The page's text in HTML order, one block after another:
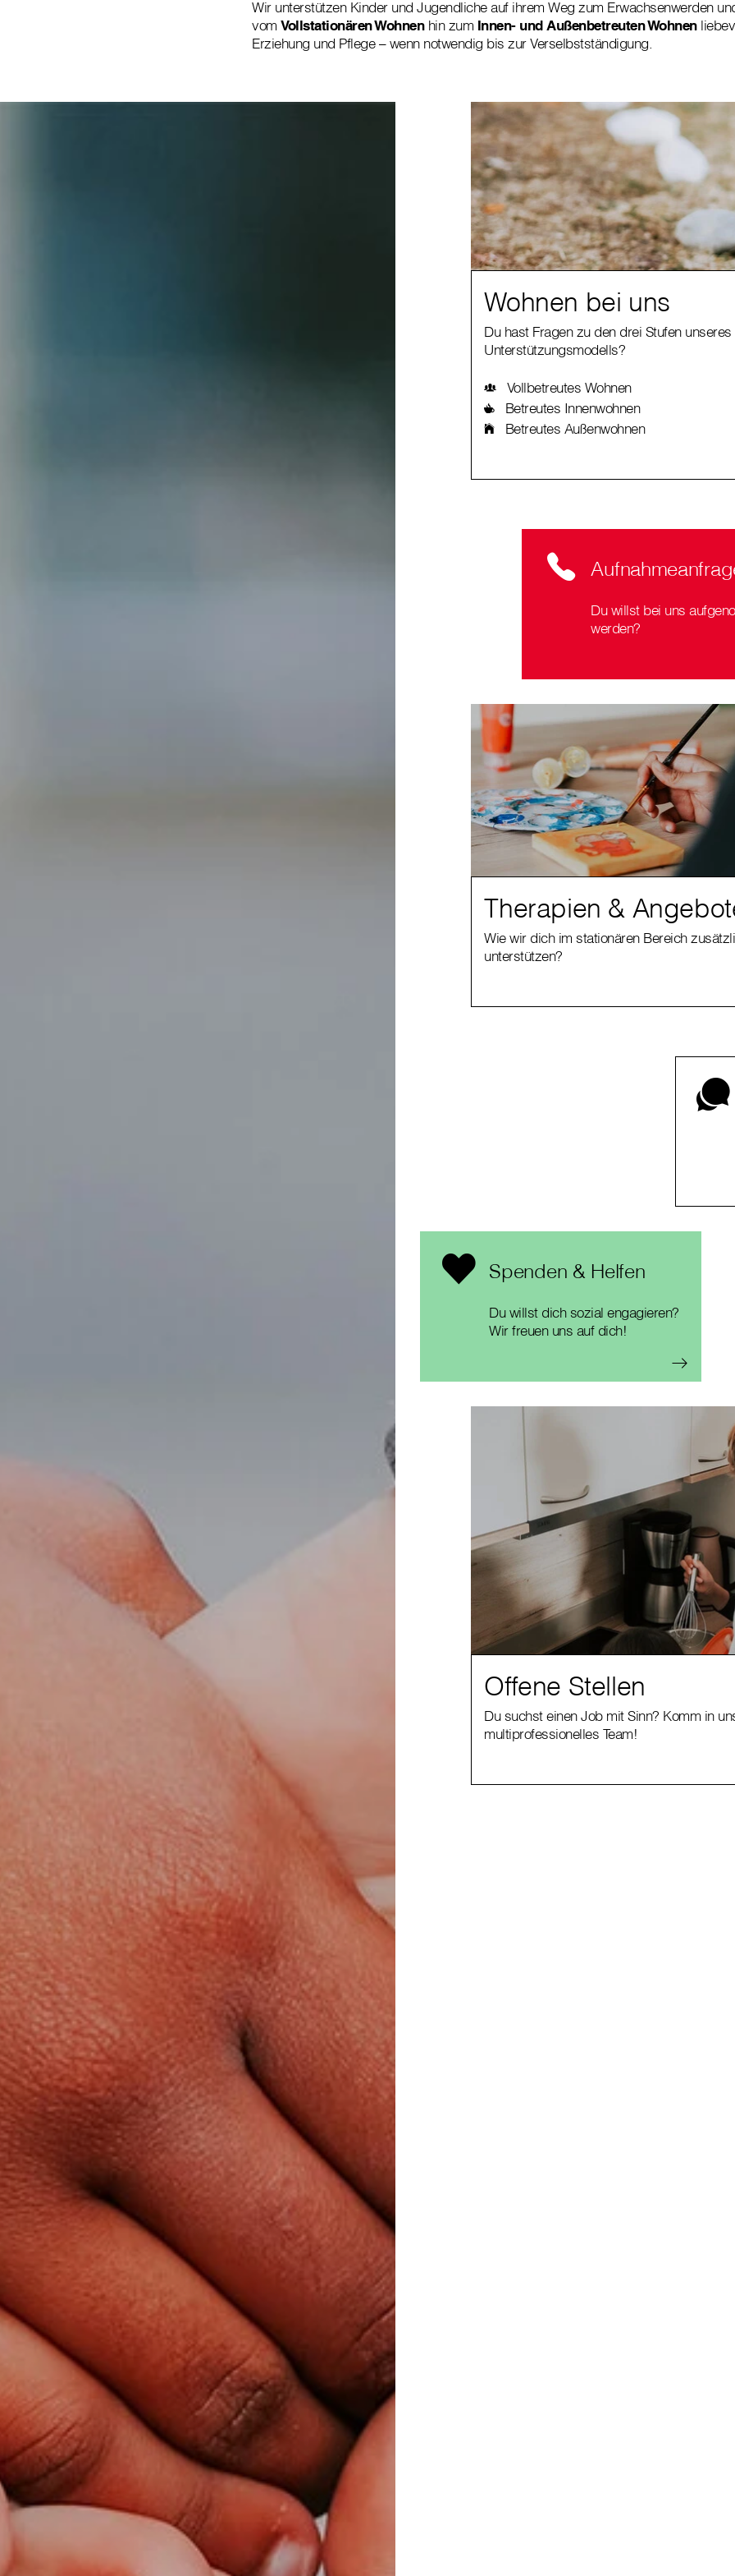
Wir unterstützen Kinder und Jugendliche auf ihrem Weg zum Erwachsenwerden
vom Vollstationären Wohnenhin zum Innen- und Außenbetreuten Wohnen
Erziehung und Pflege – wenn notwendig bis zur Verselbstständigung.
Wohnen bei uns
Du hast Fragen zu den drei Stufen unseres
Unterstützungsmodells?
Vollbetreutes Wohnen
Betreutes Innenwohnen
Betreutes Außenwohnen
Du willst bei uns
werden?
Therapien &
Wie wir dich im stationären Bereich
unterstützen?
Spenden & Helfen
Du willst dich sozial engagieren?
Wir freuen uns auf dich!
Offene Stellen
Du suchst einen Job mit Sinn? Komm in
multiprofessionelles Team!